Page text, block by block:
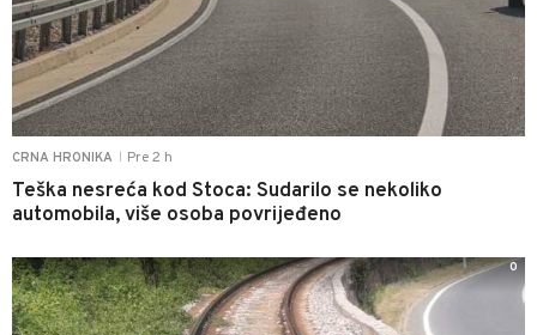
CRNA HRONIKA Pre 2 h
Teška nesreća kod Stoca: Sudarilo se nekoliko
automobila, više osoba povrijeđeno
0